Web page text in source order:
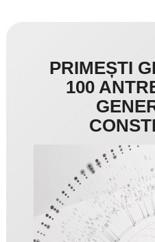
PRIMEȘTI
100